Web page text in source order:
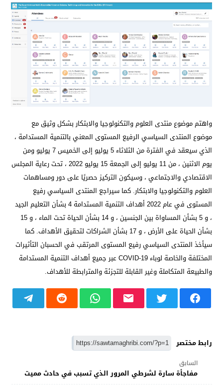
واهتم موضوع منتدى العلوم والتكنولوجيا والابتكار بشكل وثيق مع
موضوع المنتدى السياسي الرفيع المستوى المعني بالتنمية المستدامة ،
الذي سيعقد في الفترة من الثلاثاء 5 يوليو إلى الخميس 7 يوليو ومن
يوم الاثنين ، من 11 يوليو إلى الجمعة 15 يوليو 2022 ، تحت رعاية المجلس
الاقتصادي والاجتماعي ، وسيكون التركيز حصريًا على دور ومساهمات
العلوم والتكنولوجيا والابتكار. كما سيراجع المنتدى السياسي رفيع
المستوى في عام 2022 أهداف التنمية المستدامة 4 بشأن التعليم الجيد
، و 5 بشأن المساواة بين الجنسين ، و 14 بشأن الحياة تحت الماء ، و 15
بشأن الحياة على الأرض ، و 17 بشأن الشراكات لتحقيق الأهداف. كما
سيأخذ المنتدى السياسي رفيع المستوى المرتقب في الحسبان التأثيرات
المختلفة والخاصة لوباء COVID-19 عبر جميع أهداف التنمية المستدامة
والطبيعة المتكاملة وغير القابلة للتجزئة والمترابطة للأهداف.
رابط مختصر
السابق
مفاجأة سارة لشرطي المرور الذي تسبب في حادث مميت